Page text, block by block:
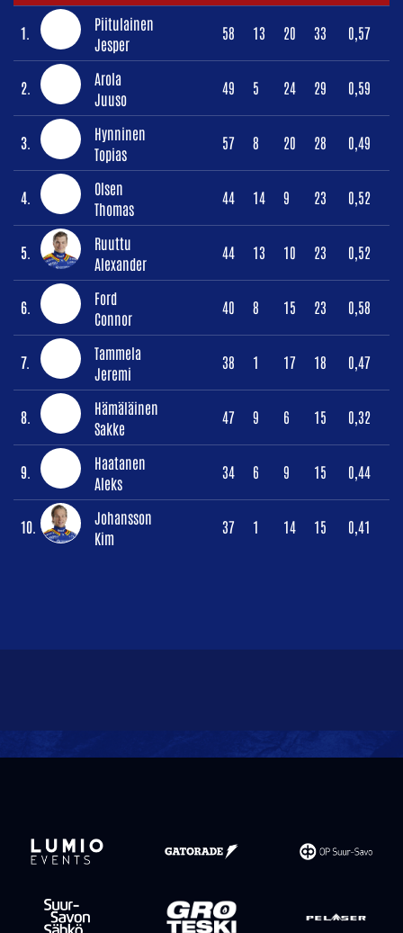
1.
Piitulainen
Jesper
58 13 20 33 0,57
2.
Arola
Juuso
49 5 24 29 0,59
3.
Hynninen
Topias
57 8 20 28 0,49
4.
Olsen
Thomas
44 14 9 23 0,52
5.
Ruuttu
Alexander
44 13 10 23 0,52
6.
Ford
Connor
40 8 15 23 0,58
7.
Tammela
Jeremi
38 1 17 18 0,47
8.
Hämäläinen
Sakke
47 9 6 15 0,32
9.
Haatanen
Aleks
34 6 9 15 0,44
10.
Johansson
Kim
37 1 14 15 0,41